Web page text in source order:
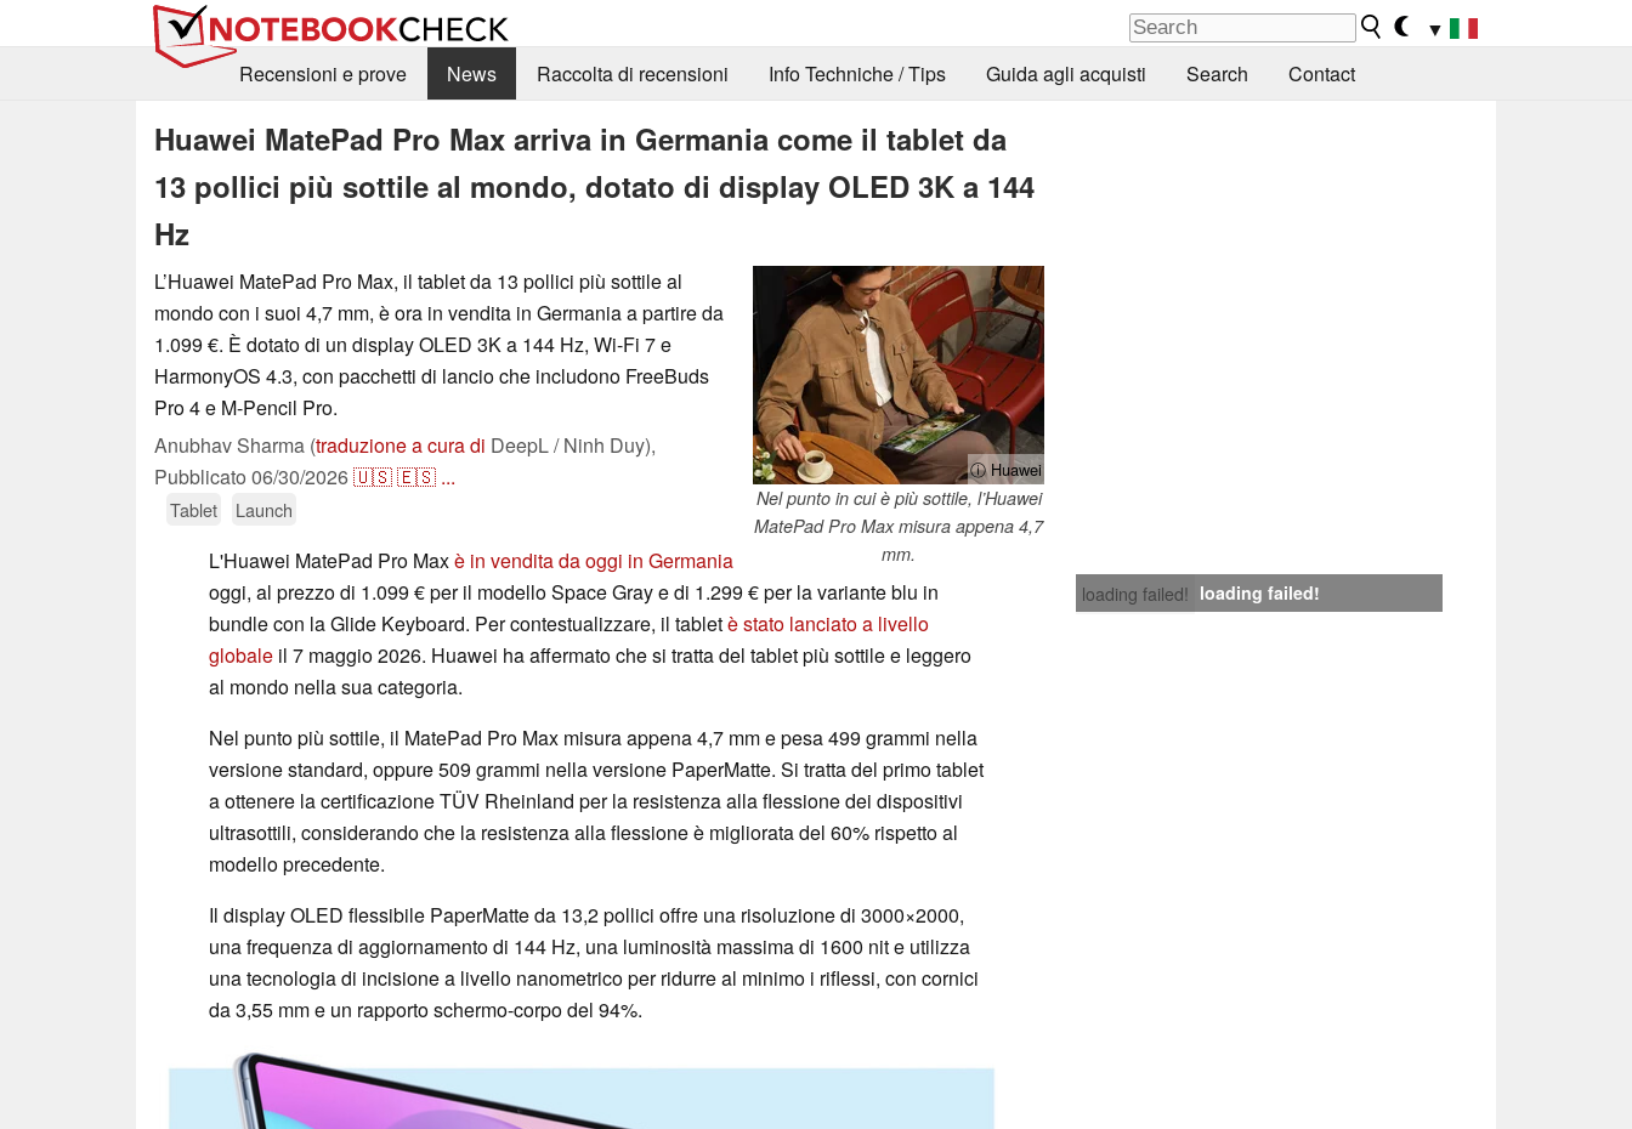
▼
Recensioni e prove
News Raccolta di recensioni Info Techniche / Tips Guida agli acquisti Search Contact
Huawei MatePad Pro Max arriva in Germania come il tablet da
13 pollici più sottile al mondo, dotato di display OLED 3K a 144
Hz
ⓘ Huawei
Nel punto in cui è più sottile, l’Huawei
MatePad Pro Max misura appena 4,7
mm.
L’Huawei MatePad Pro Max, il tablet da 13 pollici più sottile al
mondo con i suoi 4,7 mm, è ora in vendita in Germania a partire da
1.099 €. È dotato di un display OLED 3K a 144 Hz, Wi-Fi 7 e
HarmonyOS 4.3, con pacchetti di lancio che includono FreeBuds
Pro 4 e M-Pencil Pro.
Anubhav Sharma (traduzione a cura di DeepL / Ninh Duy),
Pubblicato 06/30/2026🇺🇸🇪🇸 ...
Tablet Launch
loading failed! loading failed!
L'Huawei MatePad Pro Maxè in vendita da oggi in Germania
oggi, al prezzo di 1.099 € per il modello Space Gray e di 1.299 € per la variante blu in
bundle con la Glide Keyboard. Per contestualizzare, il tabletè stato lanciato a livello
globale il 7 maggio 2026. Huawei ha affermato che si tratta del tablet più sottile e leggero
al mondo nella sua categoria.
Nel punto più sottile, il MatePad Pro Max misura appena 4,7 mm e pesa 499 grammi nella
versione standard, oppure 509 grammi nella versione PaperMatte. Si tratta del primo tablet
a ottenere la certificazione TÜV Rheinland per la resistenza alla flessione dei dispositivi
ultrasottili, considerando che la resistenza alla flessione è migliorata del 60% rispetto al
modello precedente.
Il display OLED flessibile PaperMatte da 13,2 pollici offre una risoluzione di 3000×2000,
una frequenza di aggiornamento di 144 Hz, una luminosità massima di 1600 nit e utilizza
una tecnologia di incisione a livello nanometrico per ridurre al minimo i riflessi, con cornici
da 3,55 mm e un rapporto schermo-corpo del 94%.